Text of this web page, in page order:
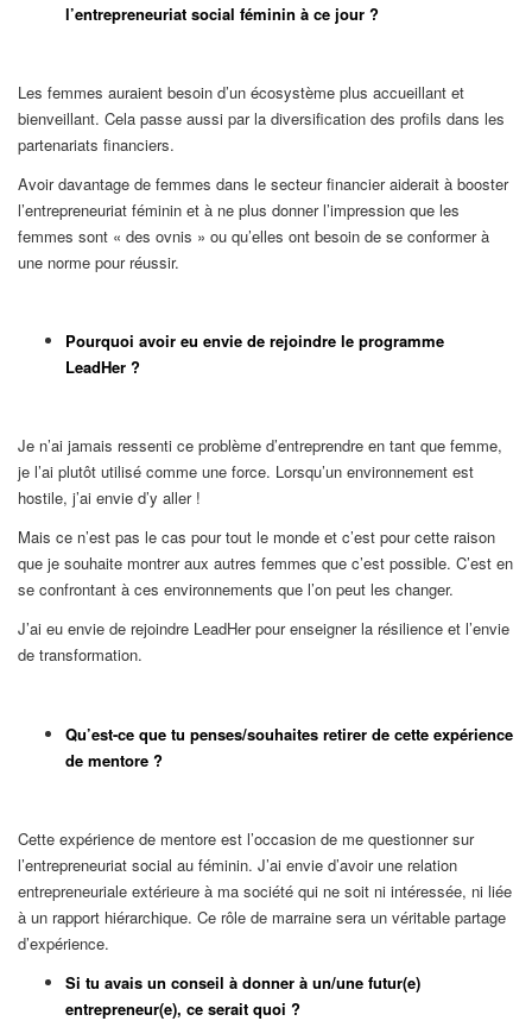
l’entrepreneuriat social féminin à ce jour ?
Les femmes auraient besoin d’un écosystème plus accueillant et
bienveillant. Cela passe aussi par la diversification des profils dans les
partenariats financiers.
Avoir davantage de femmes dans le secteur financier aiderait à booster
l’entrepreneuriat féminin et à ne plus donner l’impression que les
femmes sont « des ovnis » ou qu’elles ont besoin de se conformer à
une norme pour réussir.
Pourquoi avoir eu envie de rejoindre le programme
LeadHer ?
Je n’ai jamais ressenti ce problème d’entreprendre en tant que femme,
je l’ai plutôt utilisé comme une force. Lorsqu’un environnement est
hostile, j’ai envie d’y aller !
Mais ce n’est pas le cas pour tout le monde et c’est pour cette raison
que je souhaite montrer aux autres femmes que c’est possible. C’est en
se confrontant à ces environnements que l’on peut les changer.
J’ai eu envie de rejoindre LeadHer pour enseigner la résilience et l’envie
de transformation.
Qu’est-ce que tu penses/souhaites retirer de cette expérience
de mentore ?
Cette expérience de mentore est l’occasion de me questionner sur
l’entrepreneuriat social au féminin. J’ai envie d’avoir une relation
entrepreneuriale extérieure à ma société qui ne soit ni intéressée, ni liée
à un rapport hiérarchique. Ce rôle de marraine sera un véritable partage
d’expérience.
Si tu avais un conseil à donner à un/une futur(e)
entrepreneur(e), ce serait quoi ?